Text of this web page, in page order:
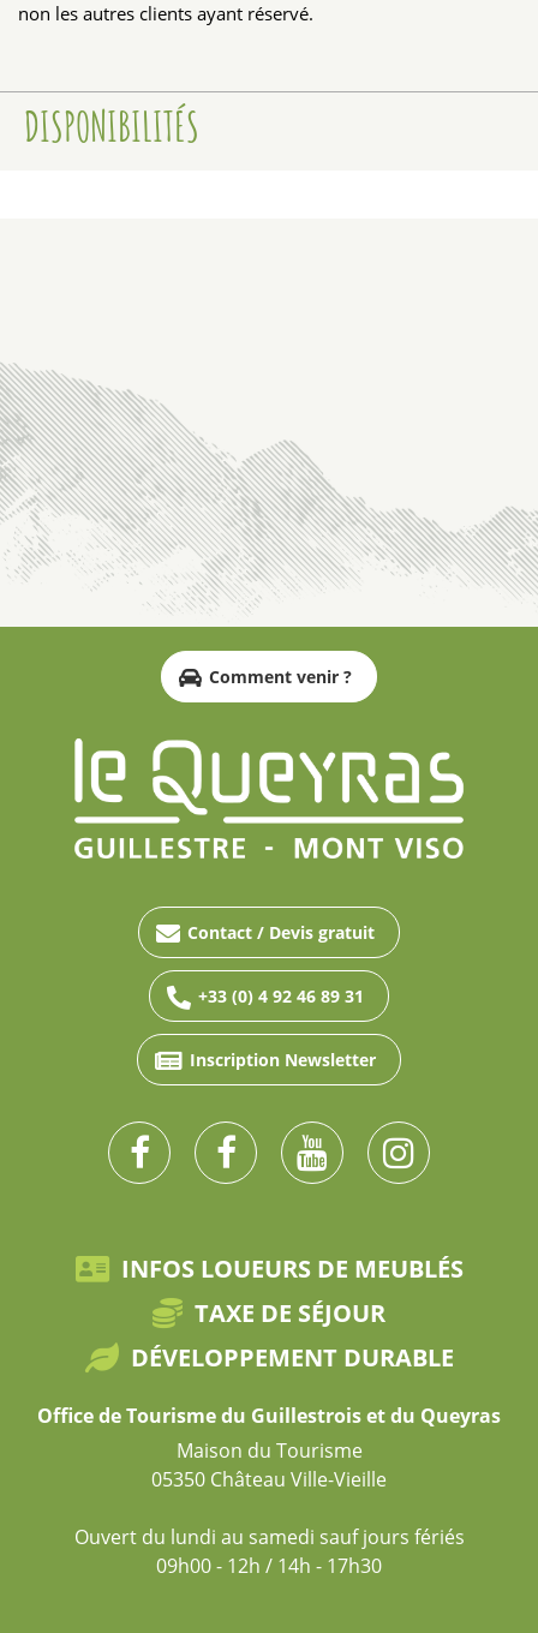
non les autres clients ayant réservé.
DISPONIBILITÉS
Comment venir ?
Contact / Devis gratuit
+33 (0) 4 92 46 89 31
Inscription Newsletter
INFOS LOUEURS DE MEUBLÉS
TAXE DE SÉJOUR
DÉVELOPPEMENT DURABLE
Office de Tourisme du Guillestrois et du Queyras
Maison du Tourisme
05350 Château Ville-Vieille
Ouvert du lundi au samedi sauf jours fériés
09h00 - 12h / 14h - 17h30